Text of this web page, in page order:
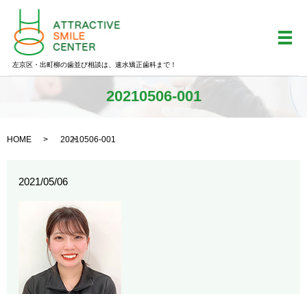
左京区・出町柳の歯並び相談は、速水矯正歯科まで！
メ
20210506-001
HOME 20210506-001
2021/05/06